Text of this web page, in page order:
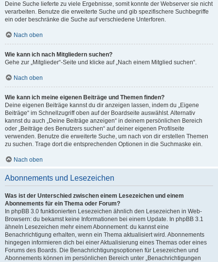
Deine Suche lieferte zu viele Ergebnisse, somit konnte der Webserver sie nicht
verarbeiten. Benutze die erweiterte Suche und gib spezifischere Suchbegriffe
ein oder beschränke die Suche auf verschiedene Unterforen.
Nach oben
Wie kann ich nach Mitgliedern suchen?
Gehe zur „Mitglieder“-Seite und klicke auf „Nach einem Mitglied suchen“.
Nach oben
Wie kann ich meine eigenen Beiträge und Themen finden?
Deine eigenen Beiträge kannst du dir anzeigen lassen, indem du „Eigene
Beiträge“ im Schnellzugriff oben auf der Boardseite auswählst. Alternativ
kannst du auch „Deine Beiträge anzeigen“ in deinem persönlichen Bereich
oder „Beiträge des Benutzers suchen“ auf deiner eigenen Profilseite
verwenden. Benutze die erweiterte Suche, um nach von dir erstellen Themen
zu suchen. Trage dort die entsprechenden Optionen in die Suchmaske ein.
Nach oben
Abonnements und Lesezeichen
Was ist der Unterschied zwischen einem Lesezeichen und einem
Abonnements für ein Thema oder Forum?
In phpBB 3.0 funktionierten Lesezeichen ähnlich den Lesezeichen in Web-
Browsern: du bekamst keine Informationen bei einem Update. In phpBB 3.1
ähneln Lesezeichen mehr einem Abonnement: du kannst eine
Benachrichtigung erhalten, wenn ein Thema aktualisiert wird. Abonnements
hingegen informieren dich bei einer Aktualisierung eines Themas oder eines
Forums des Boards. Die Benachrichtigungsoptionen für Lesezeichen und
Abonnements können im persönlichen Bereich unter „Benachrichtigungen